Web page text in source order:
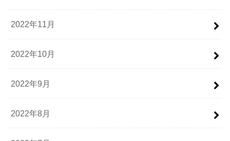
2022年11月
2022年10月
2022年9月
2022年8月